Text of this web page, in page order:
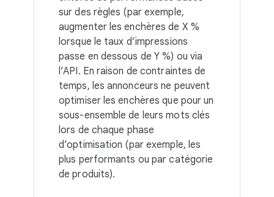
sur des règles (par exemple,
augmenter les enchères de X %
lorsque le taux d’impressions
passe en dessous de Y %) ou via
l’API. En raison de contraintes de
temps, les annonceurs ne peuvent
optimiser les enchères que pour un
sous-ensemble de leurs mots clés
lors de chaque phase
d’optimisation (par exemple, les
plus performants ou par catégorie
de produits).